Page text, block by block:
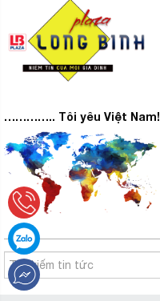
………….. Tôi yêu Việt Nam!